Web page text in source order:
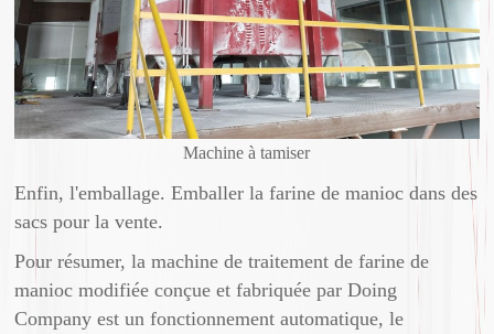
Machine à tamiser
Enfin, l'emballage. Emballer la farine de manioc dans des
sacs pour la vente.
Pour résumer, la machine de traitement de farine de
manioc modifiée conçue et fabriquée par Doing
Company est un fonctionnement automatique, le